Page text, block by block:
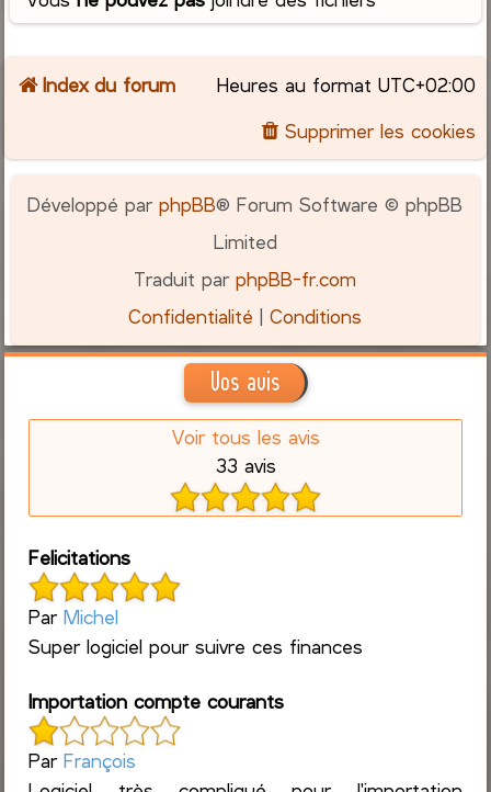
Index du forum Heures au format UTC+02:00
Supprimer les cookies
Développé parphpBB® Forum Software © phpBB
Limited
Traduit parphpBB-fr.com
Confidentialité |Conditions
Vos avis
Voir tous les avis
33 avis
Felicitations
ParMichel
Super logiciel pour suivre ces finances
Importation compte courants
ParFrançois